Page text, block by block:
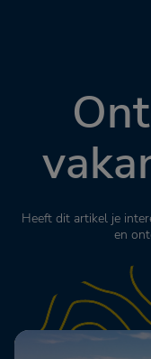
Heeft dit artikel je
en